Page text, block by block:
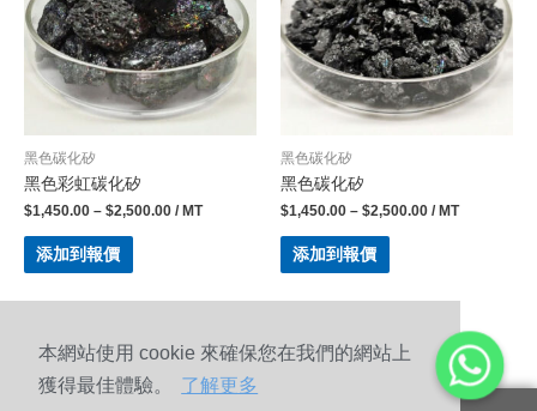
本網站使用 cookie 來確保您在我們的網站上
獲得最佳體驗。
了解更多
黑色碳化矽
黑色彩虹碳化矽
$1,450.00 – $2,500.00 / MT
添加到報價
黑色碳化矽
黑色碳化矽
$1,450.00 – $2,500.00 / MT
添加到報價
© 2010-2020 河南四成磨料磨俱科技股份有限公司 版權所有